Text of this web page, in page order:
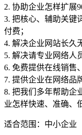
2. 协助企业怎样扩展
3. 把核心、辅助关键
付费；
4. 解决企业网站长久
5. 解决请专业网络人
6. 免费提供在线销售
7. 提供企业在网络品
8. 把我们多年帮助企
业怎样快速、准确、
适合范围：中小企业